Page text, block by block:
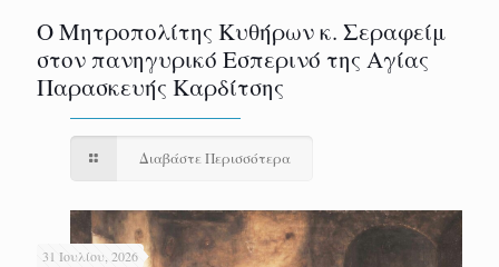
Ο Μητροπολίτης Κυθήρων κ. Σεραφείμ
στον πανηγυρικό Εσπερινό της Αγίας
Παρασκευής Καρδίτσης
Διαβάστε Περισσότερα
31 Ιουλίου, 2026